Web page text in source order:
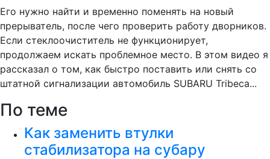
Его нужно найти и временно поменять на новый
прерыватель, после чего проверить работу дворников.
Если стеклоочиститель не функционирует,
продолжаем искать проблемное место. В этом видео я
рассказал о том, как быстро поставить или снять со
штатной сигнализации автомобиль SUBARU Tribeca...
По теме
Как заменить втулки
стабилизатора на субару